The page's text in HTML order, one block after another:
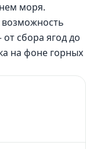
моря.
сбора ягод до
на фоне горных